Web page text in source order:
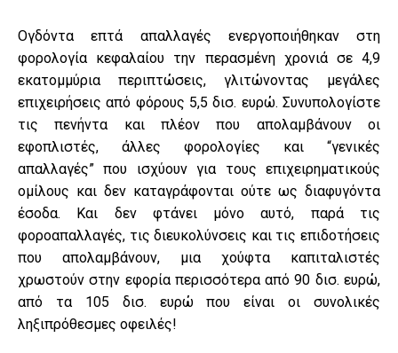
Ογδόντα επτά απαλλαγές ενεργοποιήθηκαν στη
φορολογία κεφαλαίου την περασμένη χρονιά σε 4,9
εκατομμύρια περιπτώσεις, γλιτώνοντας μεγάλες
επιχειρήσεις από φόρους 5,5 δισ. ευρώ. Συνυπολογίστε
τις πενήντα και πλέον που απολαμβάνουν οι
εφοπλιστές, άλλες φορολογίες και “γενικές
απαλλαγές” που ισχύουν για τους επιχειρηματικούς
ομίλους και δεν καταγράφονται ούτε ως διαφυγόντα
έσοδα. Και δεν φτάνει μόνο αυτό, παρά τις
φοροαπαλλαγές, τις διευκολύνσεις και τις επιδοτήσεις
που απολαμβάνουν, μια χούφτα καπιταλιστές
χρωστούν στην εφορία περισσότερα από 90 δισ. ευρώ,
από τα 105 δισ. ευρώ που είναι οι συνολικές
ληξιπρόθεσμες οφειλές!